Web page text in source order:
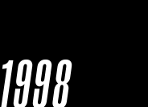
1998